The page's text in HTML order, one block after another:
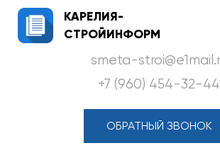
КАРЕЛИЯ-
СТРОЙИНФОРМ
smeta-
+7 (960) 454-32-44
ОБРАТНЫЙ ЗВОНОК